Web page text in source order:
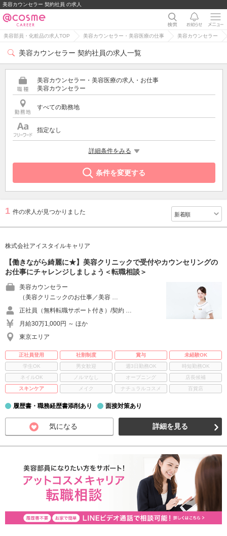
美容カウンセラー 契約社員 の求人
美容部員・化粧品の求人TOP 美容カウンセラー・美容医療の仕事 美容カウンセラー
美容カウンセラー 契約社員の求人一覧
美容カウンセラー・美容医療の求人・お仕事
美容カウンセラー
すべての勤務地
指定なし
詳細条件をみる
条件を変更する
1 件の求人が見つかりました
株式会社アイスタイルキャリア
【働きながら綺麗に★】美容クリニックで受付やカウンセリングの
お仕事にチャレンジしましょう＜転職相談＞
美容カウンセラー
（美容クリニックのお仕事／美容 …
正社員（無料転職サポート付き）/契約 …
月給30万1,000円 ～ ほか
東京エリア
正社員登用 社割制度 賞与
未経験OK
学生OK
男女歓迎 週3日勤務OK
時短勤務OK
ネイルOK
ノルマなし オープニング
店長候補
スキンケア
メイク ナチュラルコスメ 百貨店
履歴書・職務経歴書添削あり 面接対策あり
気になる 詳細を見る